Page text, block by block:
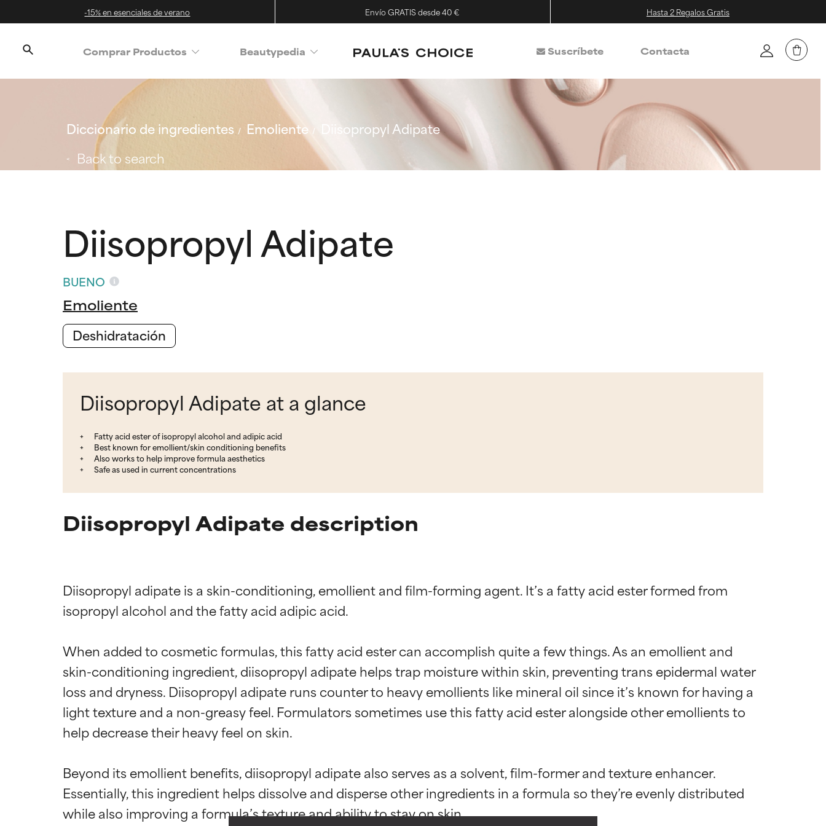
-15% en esenciales de verano Envío GRATIS desde 40 € Hasta 2 Regalos Gratis
Comprar Productos Beautypedia Suscríbete Contacta
Diccionario de ingredientes Emoliente
Diisopropyl Adipate
Back to search
Diisopropyl Adipate
BUENO
Emoliente
Deshidratación
Diisopropyl Adipate at a glance
Fatty acid ester of isopropyl alcohol and adipic acid
Best known for emollient/skin conditioning benefits
Also works to help improve formula aesthetics
Safe as used in current concentrations
Diisopropyl Adipate description
Diisopropyl adipate is a skin-conditioning, emollient and film-forming agent. It’s a fatty acid ester formed from
isopropyl alcohol and the fatty acid adipic acid.
When added to cosmetic formulas, this fatty acid ester can accomplish quite a few things. As an emollient and
skin-conditioning ingredient, diisopropyl adipate helps trap moisture within skin, preventing trans epidermal water
loss and dryness. Diisopropyl adipate runs counter to heavy emollients like mineral oil since it’s known for having a
light texture and a non-greasy feel. Formulators sometimes use this fatty acid ester alongside other emollients to
help decrease their heavy feel on skin.
Beyond its emollient benefits, diisopropyl adipate also serves as a solvent, film-former and texture enhancer.
Essentially, this ingredient helps dissolve and disperse other ingredients in a formula so they’re evenly distributed
while also improving a formula’s texture and ability to stay on skin.
Calificaciones de ingredientes
Ingrediente sobresaliente con beneficios reales para la piel. Su eficacia está demostrada y
respaldada por estudios independientes.
Calificaciones de ingredientes
Ingrediente sobresaliente con beneficios reales para la piel. Su eficacia está demostrada y
respaldada por estudios independientes.